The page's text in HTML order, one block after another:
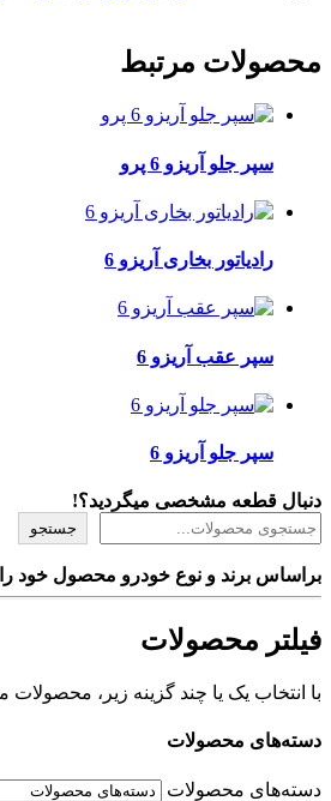
محصولات مرتبط
سپر جلو آریزو 6 پرو
رادیاتور بخاری آریزو 6
سپر عقب آریزو 6
سپر جلو آریزو 6
دنبال قطعه مشخصی میگردید؟!
جستجو
براساس برند و نوع خودرو محصول خود را
فیلتر محصولات
با انتخاب یک یا چند گزینه زیر، محصولات
دسته‌های محصولات
دسته‌های محصولات